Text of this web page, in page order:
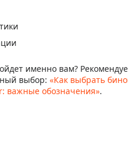
именно вам?
выбор: «Как выбрать
важные обозначения».